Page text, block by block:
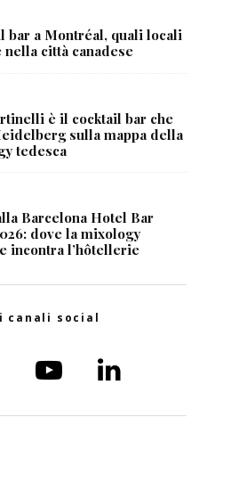
bar a Montréal, quali locali
città canadese
è il cocktail bar che
sulla mappa della
tedesca
Barcelona Hotel Bar
dove la mixology
incontra l’hôtellerie
canali social